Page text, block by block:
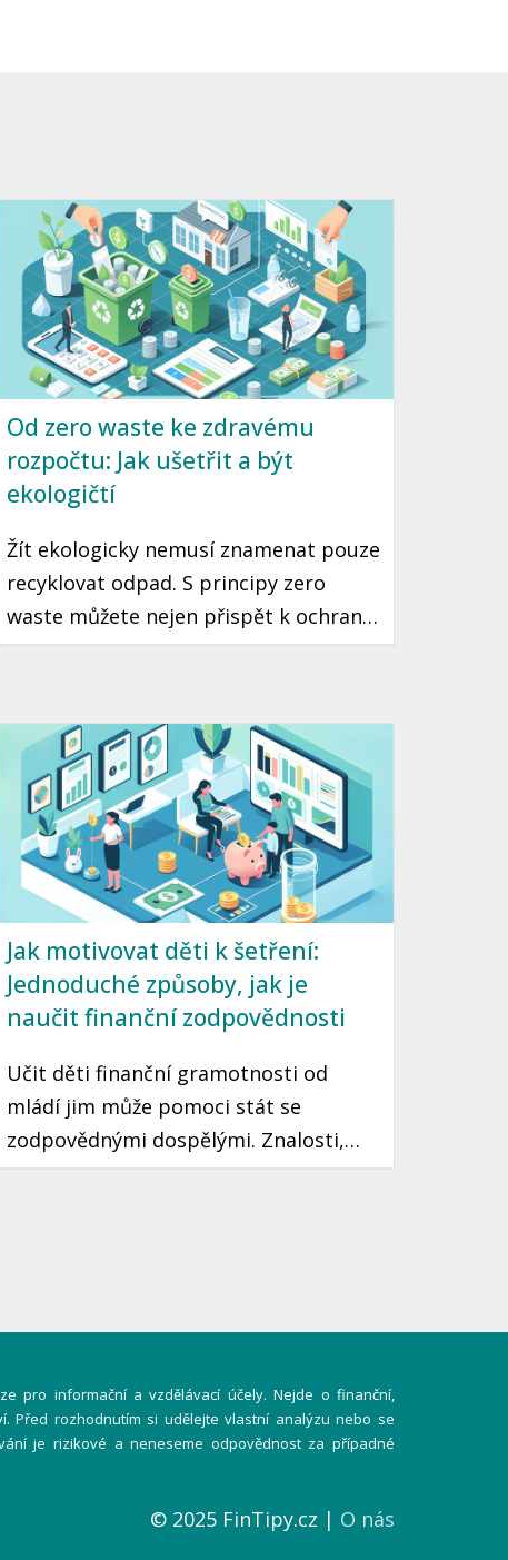
Od zero waste ke zdravému
rozpočtu: Jak ušetřit a být
ekologičtí
Žít ekologicky nemusí znamenat pouze
recyklovat odpad. S principy zero
waste můžete nejen přispět k ochraně
planety, ale také výrazně ušetřit
začít žít udržitelně, aniž byste zatížili
svou peněženku.
Jak motivovat děti k šetření:
Jednoduché způsoby, jak je
naučit finanční zodpovědnosti
Učit děti finanční gramotnosti od
mládí jim může pomoci stát se
zodpovědnými dospělými. Znalosti,
které si osvojí, jim mohou sloužit po
pro informační a vzdělávací účely. Nejde o finanční,
Před rozhodnutím si udělejte vlastní analýzu nebo se
je rizikové a neneseme odpovědnost za případné
© 2025 FinTipy.cz | O nás